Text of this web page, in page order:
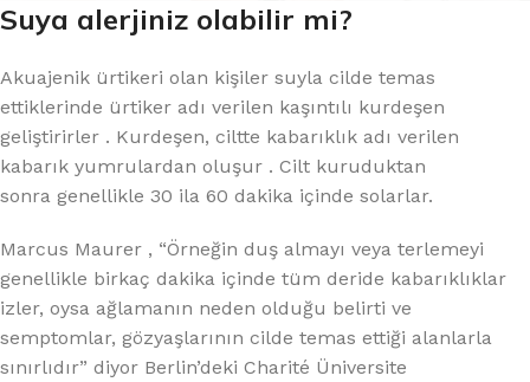
Suya alerjiniz olabilir mi?
Akuajenik ürtikeri olan kişiler suyla cilde temas
ettiklerinde ürtiker adı verilen kaşıntılı kurdeşen
geliştirirler . Kurdeşen, ciltte kabarıklık adı verilen
kabarık yumrulardan oluşur . Cilt kuruduktan
sonra genellikle 30 ila 60 dakika içinde solarlar.
Marcus Maurer , “Örneğin duş almayı veya terlemeyi
genellikle birkaç dakika içinde tüm deride kabarıklıklar
izler, oysa ağlamanın neden olduğu belirti ve
semptomlar, gözyaşlarının cilde temas ettiği alanlarla
sınırlıdır” diyor Berlin’deki Charité Üniversite